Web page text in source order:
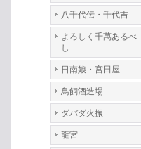
八千代伝・千代吉
よろしく千萬あるべ
し
日南娘・宮田屋
鳥飼酒造場
ダバダ火振
龍宮